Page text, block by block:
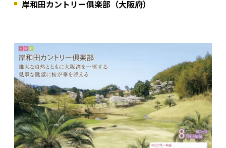
岸和田カントリー俱楽部（大阪府）